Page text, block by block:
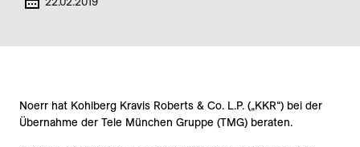
Noerr hat Kohlberg Kravis Roberts & Co. L.P. („KKR“) bei der
Übernahme der Tele München Gruppe (TMG) beraten.